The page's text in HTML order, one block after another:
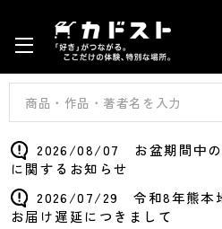
2026/08/07 お盆期間中の
に関するお知らせ
2026/07/29 令和8年熊本
お届け遅延につきまして